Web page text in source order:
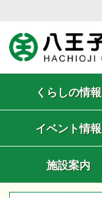
くらしの情報
イベント情報
施設案内